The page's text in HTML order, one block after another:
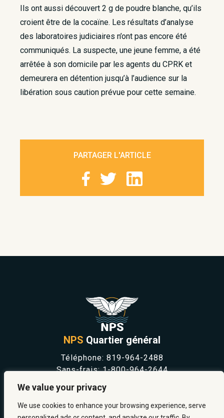
We value your privacy
We use cookies to enhance your browsing experience, serve
Ils ont aussi découvert 2 g de poudre blanche, qu’ils
croient être de la cocaïne. Les résultats d’analyse
des laboratoires judiciaires n’ont pas encore été
communiqués. La suspecte, une jeune femme, a été
arrêtée à son domicile par les agents du CPRK et
demeurera en détention jusqu’à l’audience sur la
libération sous caution prévue pour cette semaine.
PARTAGER L'ARTICLE
NPS Quartier général
Téléphone: 819-964-2488
Sans-frais:1-800-964-2644
SÉCURITÉ ET PRÉVENTION
CARRIÈRES